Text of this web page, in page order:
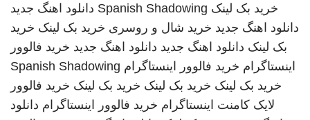
خرید بک لینک Spanish Shadowing دانلود اهنگ جدید
دانلود اهنگ جدید خرید شال و روسری خرید بک لینک خرید
بک لینک دانلود اهنگ جدید دانلود اهنگ جدید خرید فالوور
اینستاگرام خرید فالوور اینستاگرام Spanish Shadowing
خرید بک لینک خرید بک لینک خرید بک لینک خرید فالوور
لایک کامنت اینستاگرام خرید فالوور اینستاگرام دانلود